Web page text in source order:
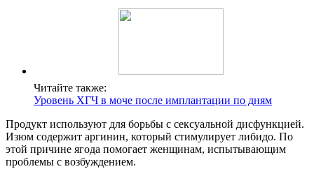
Читайте также:
Уровень ХГЧ в моче после имплантации по дням
Продукт используют для борьбы с сексуальной дисфункцией.
Изюм содержит аргинин, который стимулирует либидо. По
этой причине ягода помогает женщинам, испытывающим
проблемы с возбуждением.